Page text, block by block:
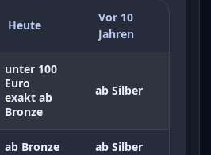
Heute
Vor 10
Jahren
unter 100
Euro
exakt ab
Bronze
ab Silber
ab Bronze ab Silber